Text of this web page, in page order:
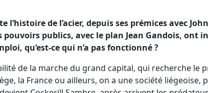
l’histoire de l’acier, depuis ses prémices avec
pouvoirs publics, avec le plan Jean Gandois, ont
qu’est-ce qui n’a pas fonctionné ?
de la marche du grand capital, qui recherche
la France ou ailleurs, on a une société liégeoise,